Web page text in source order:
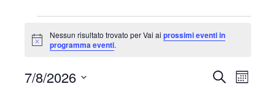
Eventi
Notice
Nessun risultato trovato per Vai ai prossimi eventi in
programma eventi.
Eventi
CercaMese
7/8/2026